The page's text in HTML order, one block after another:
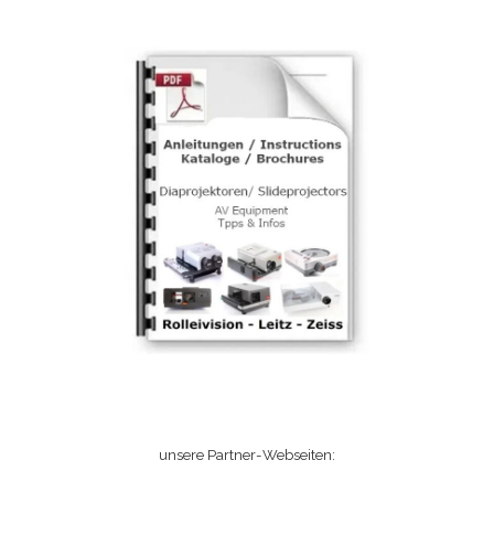
unsere Partner-Webseiten: